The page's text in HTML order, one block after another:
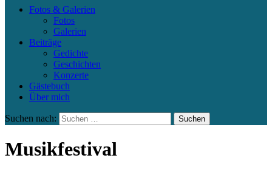
Fotos & Galerien
Fotos
Galerien
Beiträge
Gedichte
Geschichten
Konzerte
Gästebuch
Über mich
Suchen nach:
Musikfestival